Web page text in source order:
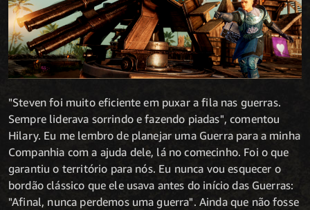
"Steven foi muito eficiente em puxar a fila nas guerras.
Sempre liderava sorrindo e fazendo piadas", comentou
Hilary. Eu me lembro de planejar uma Guerra para a minha
Companhia com a ajuda dele, lá no comecinho. Foi o que
garantiu o território para nós. Eu nunca vou esquecer o
bordão clássico que ele usava antes do início das Guerras:
"Afinal, nunca perdemos uma guerra". Ainda que não fosse